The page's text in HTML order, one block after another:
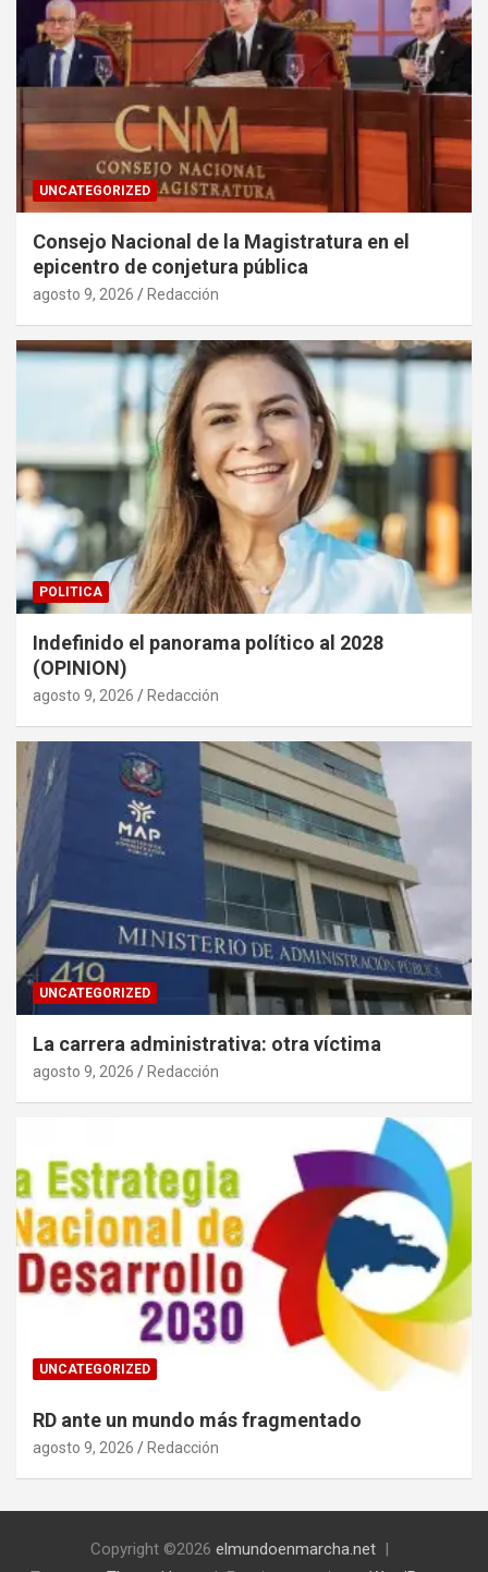
UNCATEGORIZED
Consejo Nacional de la Magistratura en el
epicentro de conjetura pública
agosto 9, 2026 Redacción
POLITICA
Indefinido el panorama político al 2028
(OPINION)
agosto 9, 2026 Redacción
UNCATEGORIZED
La carrera administrativa: otra víctima
agosto 9, 2026 Redacción
UNCATEGORIZED
RD ante un mundo más fragmentado
agosto 9, 2026 Redacción
Copyright ©2026 elmundoenmarcha.net